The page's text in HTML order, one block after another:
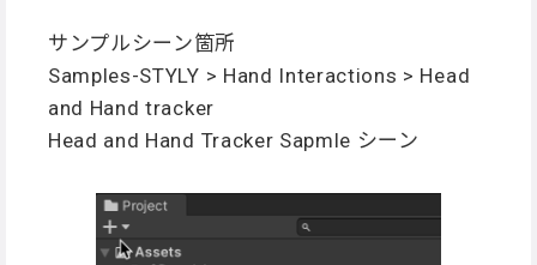
サンプルシーン箇所
Samples-STYLY > Hand Interactions > Head
and Hand tracker
Head and Hand Tracker Sapmle シーン